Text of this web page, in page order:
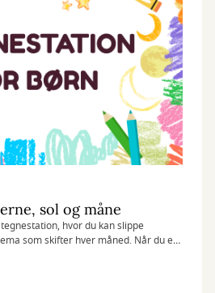
sol og måne
hvor du kan slippe
som skifter hver måned. Når du er
du vælge at udstille den i